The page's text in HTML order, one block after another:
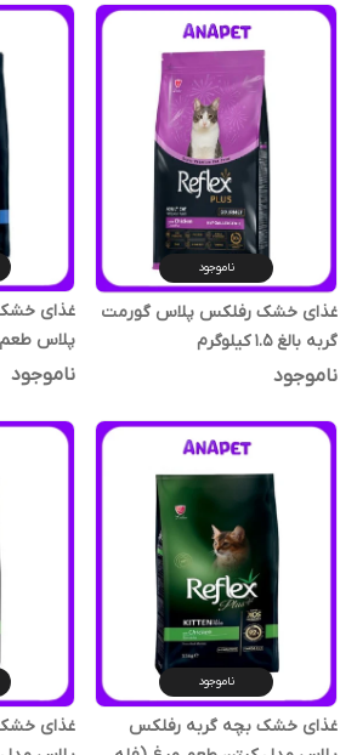
ناموجود
غذای خشک رفلکس پلاس گورمت
گربه بالغ 1.5 کیلوگرم
ناموجود
غذای خشک
کیلوگرم
ناموجود
ناموجود
غذای خشک بچه گربه رفلکس
غذای